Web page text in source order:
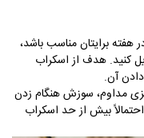
برایتان مناسب باشد،
کنید. هدف از اسکراب
آن.
مداوم، سوزش هنگام زدن
بیش از حد اسکراب